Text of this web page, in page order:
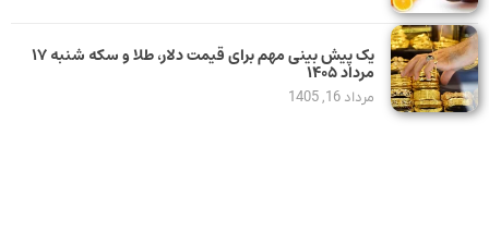
یک پیش ‌بینی مهم برای قیمت دلار، طلا و سکه شنبه ۱۷
مرداد ۱۴۰۵
مرداد 16, 1405